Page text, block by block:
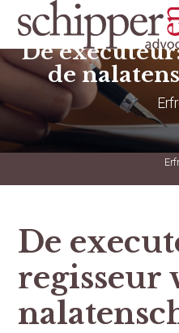
De
de
De
regisseur